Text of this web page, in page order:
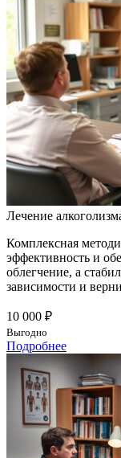
Лечение
Комплексная
эффективность и
облегчение, а
зависимости и
10 000 ₽
Выгодно
Подробнее